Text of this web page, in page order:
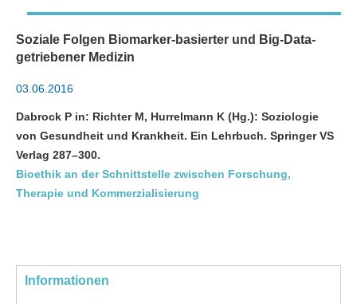
Soziale Folgen Biomarker-basierter und Big-Data-
getriebener Medizin
03.06.2016
Dabrock P in: Richter M, Hurrelmann K (Hg.): Soziologie
von Gesundheit und Krankheit. Ein Lehrbuch. Springer VS
Verlag 287–300.
Bioethik an der Schnittstelle zwischen Forschung,
Therapie und Kommerzialisierung
Informationen